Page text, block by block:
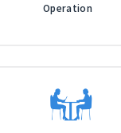
Operation